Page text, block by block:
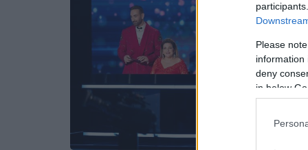
Please
information
deny
in below